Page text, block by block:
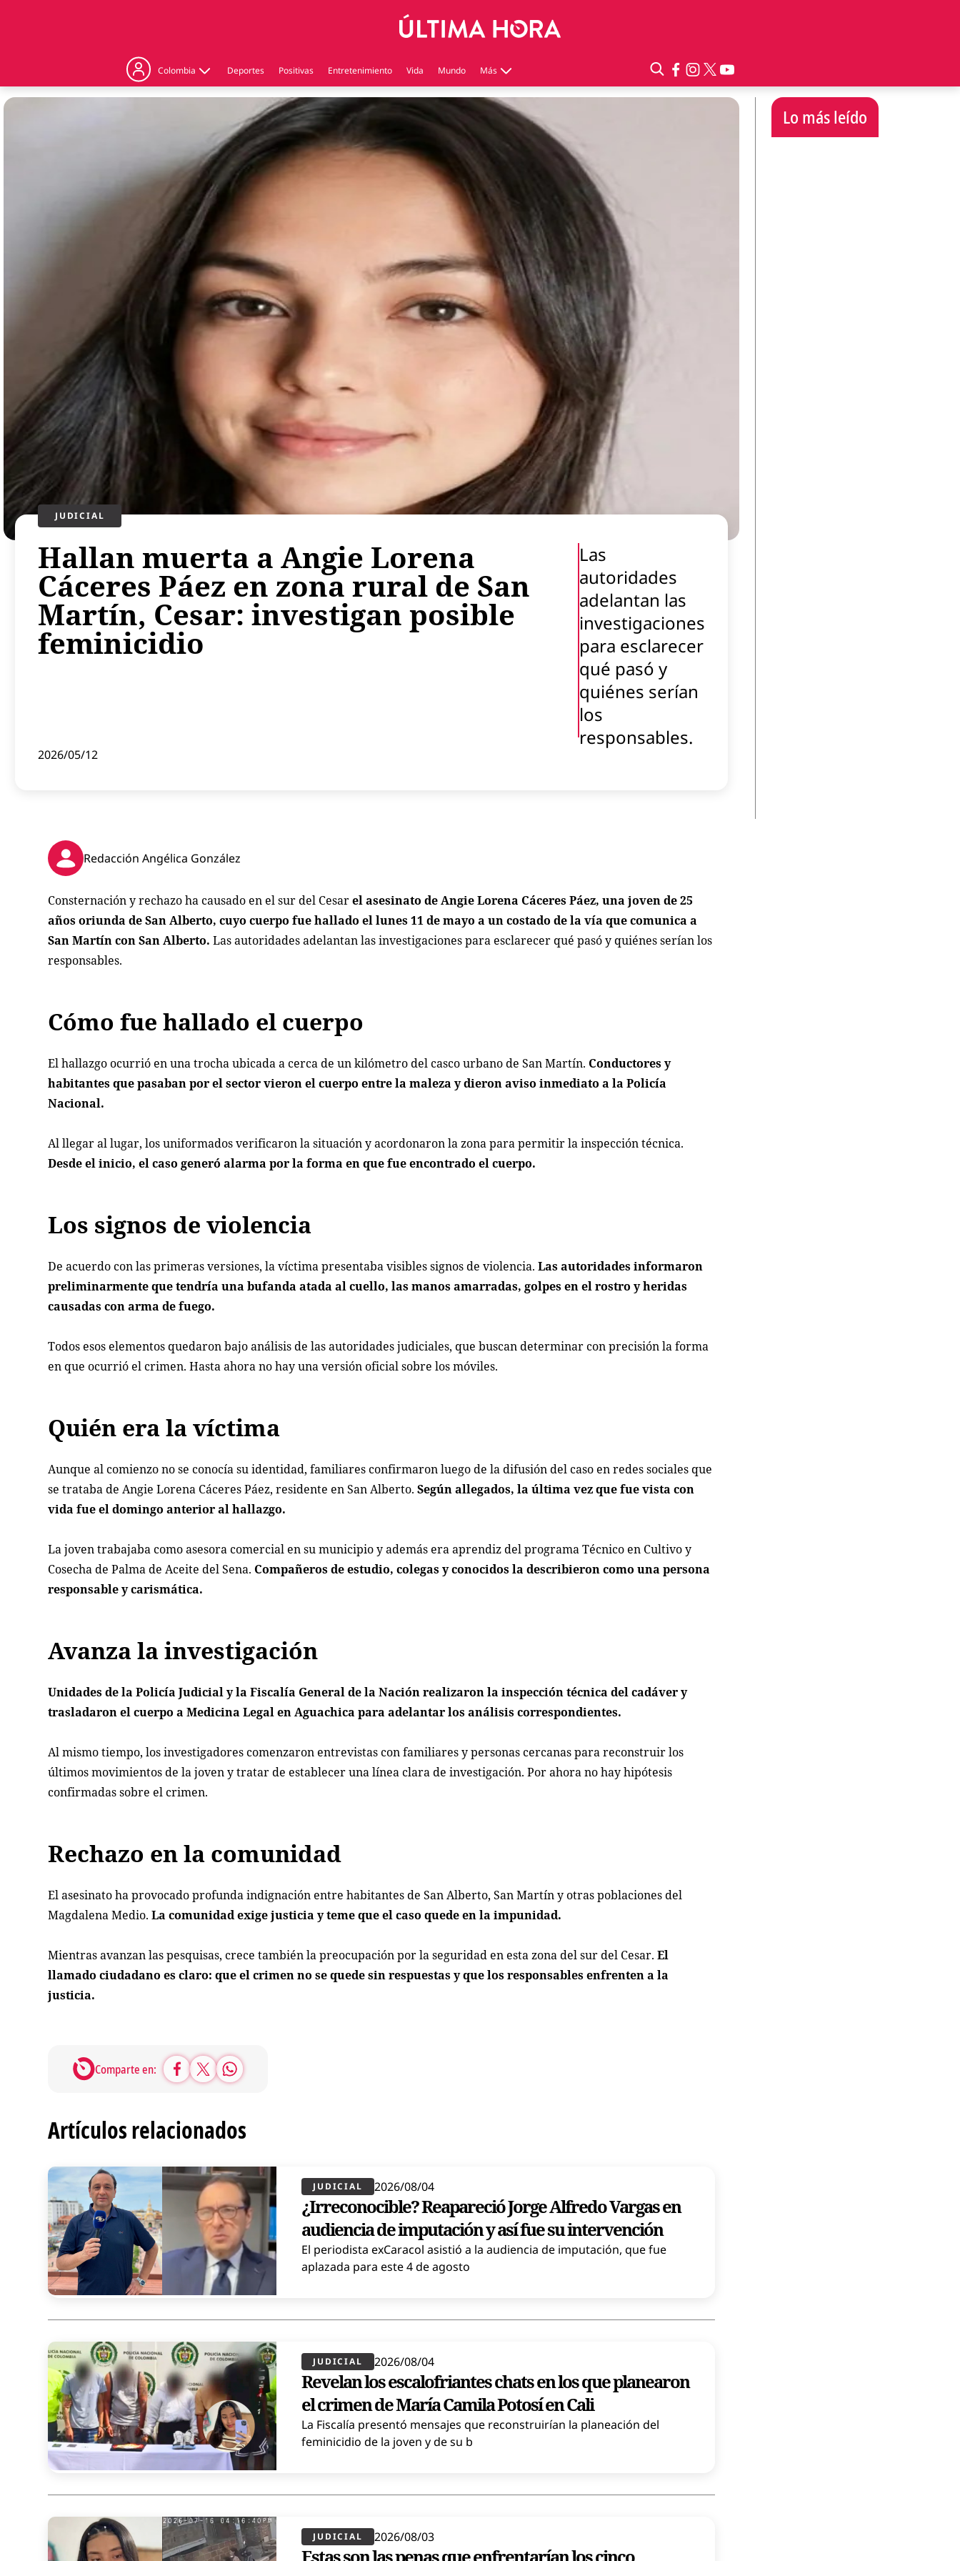
Colombia
Judicial
Deportes Positivas Entretenimiento Vida Mundo Más
Virales
Tecnología
Economía
Contenido patrocinado
Instagram
JUDICIAL
Hallan muerta a Angie Lorena
Cáceres Páez en zona rural de San
Martín, Cesar: investigan posible
feminicidio
Las
autoridades
adelantan las
investigaciones
para esclarecer
qué pasó y
quiénes serían
los
responsables.
2026/05/12
Lo más leído
Redacción Angélica González
Consternación y rechazo ha causado en el sur del Cesarel asesinato de Angie Lorena Cáceres Páez, una joven de 25
años oriunda de San Alberto, cuyo cuerpo fue hallado el lunes 11 de mayo a un costado de la vía que comunica a
San Martín con San Alberto. Las autoridades adelantan las investigaciones para esclarecer qué pasó y quiénes serían los
responsables.
Cómo fue hallado el cuerpo
El hallazgo ocurrió en una trocha ubicada a cerca de un kilómetro del casco urbano de San Martín. Conductores y
habitantes que pasaban por el sector vieron el cuerpo entre la maleza y dieron aviso inmediato a la Policía
Nacional.
Al llegar al lugar, los uniformados verificaron la situación y acordonaron la zona para permitir la inspección técnica.
Desde el inicio, el caso generó alarma por la forma en que fue encontrado el cuerpo.
Los signos de violencia
De acuerdo con las primeras versiones, la víctima presentaba visibles signos de violencia.Las autoridades informaron
preliminarmente que tendría una bufanda atada al cuello, las manos amarradas, golpes en el rostro y heridas
causadas con arma de fuego.
Todos esos elementos quedaron bajo análisis de las autoridades judiciales, que buscan determinar con precisión la forma
en que ocurrió el crimen. Hasta ahora no hay una versión oficial sobre los móviles.
Quién era la víctima
Aunque al comienzo no se conocía su identidad, familiares confirmaron luego de la difusión del caso en redes sociales que
se trataba de Angie Lorena Cáceres Páez, residente en San Alberto.Según allegados, la última vez que fue vista con
vida fue el domingo anterior al hallazgo.
La joven trabajaba como asesora comercial en su municipio y además era aprendiz del programa Técnico en Cultivo y
Cosecha de Palma de Aceite del Sena. Compañeros de estudio, colegas y conocidos la describieron como una persona
responsable y carismática.
Avanza la investigación
Unidades de la Policía Judicial y la Fiscalía General de la Nación realizaron la inspección técnica del cadáver y
trasladaron el cuerpo a Medicina Legal en Aguachica para adelantar los análisis correspondientes.
Al mismo tiempo, los investigadores comenzaron entrevistas con familiares y personas cercanas para reconstruir los
últimos movimientos de la joven y tratar de establecer una línea clara de investigación. Por ahora no hay hipótesis
confirmadas sobre el crimen.
Rechazo en la comunidad
El asesinato ha provocado profunda indignación entre habitantes de San Alberto, San Martín y otras poblaciones del
Magdalena Medio.La comunidad exige justicia y teme que el caso quede en la impunidad.
Mientras avanzan las pesquisas, crece también la preocupación por la seguridad en esta zona del sur del Cesar.El
llamado ciudadano es claro: que el crimen no se quede sin respuestas y que los responsables enfrenten a la
justicia.
Comparte en:
Artículos relacionados
JUDICIAL 2026/08/04
¿Irreconocible? Reapareció Jorge Alfredo Vargas en
audiencia de imputación y así fue su intervención
El periodista exCaracol asistió a la audiencia de imputación, que fue
aplazada para este 4 de agosto
JUDICIAL 2026/08/04
Revelan los escalofriantes chats en los que planearon
el crimen de María Camila Potosí en Cali
La Fiscalía presentó mensajes que reconstruirían la planeación del
feminicidio de la joven y de su b
JUDICIAL 2026/08/03